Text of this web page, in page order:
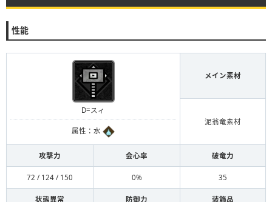
性能
D=スィ
属性：水
メイン素材
泥翁竜素材
攻撃力 会心率 破竜力
72 / 124 / 150 0% 35
状態異常 防御力 装飾品